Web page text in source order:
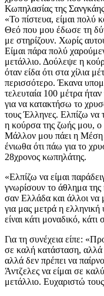
Κωπηλασίας της
«Το πίστευα, είμαι πολύ
Θεό που μου έδωσε τη
με στηρίζουν. Χωρίς
Είμαι πάρα πολύ
μετάλλιο. Δούλεψε η
όταν είδα ότι στα χίλια
περισσότερο. Έκανα
τελευταία 100 μέτρα
για να κατακτήσω το
τους Έλληνες. Ελπίζω να
η κούρσα της ζωής μου, ο
Μάλλον μου πάει η
ένιωθα ότι πάω για το
28χρονος κωπηλάτης.
«Ελπίζω να είμαι
γνωρίσουν το άθλημα
σαν Ελλάδα και άλλοι να
για μας μετρά η ελληνική
είναι κάτι μοναδικό,
Για τη συνέχεια είπε:
σε καλή κατάσταση, αλλά
αλλά δεν πρέπει να
Άντζελες να είμαι σε
μετάλλιο. Ευχαριστώ